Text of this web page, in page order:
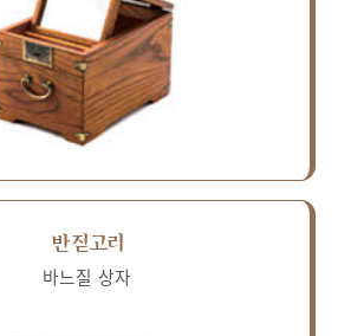
반짇고리
바느질 상자